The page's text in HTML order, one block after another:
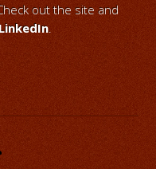
out the site and
.